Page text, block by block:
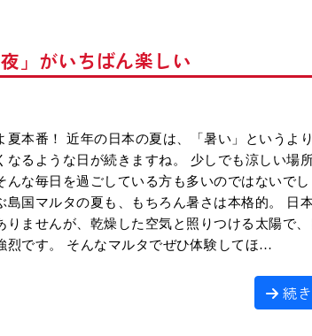
」がいちばん楽しい
夏本番！ 近年の日本の夏は、「暑い」というよ
なるような日が続きますね。 少しでも涼しい場
な毎日を過ごしている方も多いのではないでし
島国マルタの夏も、もちろん暑さは本格的。 日
りませんが、乾燥した空気と照りつける太陽で、
烈です。 そんなマルタでぜひ体験してほ…
続